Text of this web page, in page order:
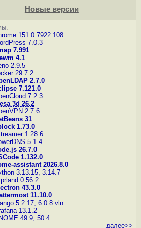
Новые версии
151.0.7922.108
7.0.3
7.991
4.1
2.9.5
29.7.2
2.7.0
7.121.0
7.2.3
3d 26.2
2.7.6
31
1.73.0
1.28.6
5.1.4
26.7.0
1.132.0
assistant 2026.8.0
3.13.15, 3.14.7
0.56.2
43.3.0
11.10.0
5.2.17, 6.0.8 vln
13.1.2
49.9, 50.4
далее>>